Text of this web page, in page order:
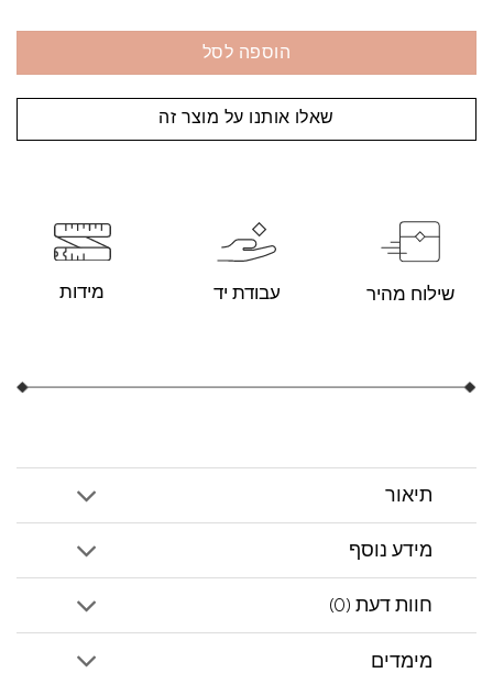
הוספה לסל
שאלו אותנו על מוצר זה
שילוח מהיר עבודת יד מידות
תיאור
מידע נוסף
חוות דעת (0)
מימדים